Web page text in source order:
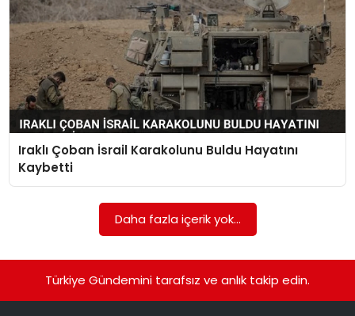
Iraklı Çoban İsrail Karakolunu Buldu Hayatını
Kaybetti
Daha fazla içerik yok...
Türkiye Gündemini tarafsız ve anlık takip edin.